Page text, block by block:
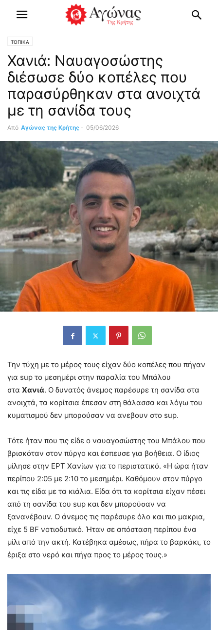
ΤΟΠΙΚΑ
Χανιά: Ναυαγοσώστης
διέσωσε δύο κοπέλες που
παρασύρθηκαν στα ανοιχτά
με τη σανίδα τους
Από Αγώνας της Κρήτης - 05/06/2026
Την τύχη με το μέρος τους είχαν δύο κοπέλες που πήγαν
για sup το μεσημέρι στην παραλία του Μπάλου
στα Χανιά. Ο δυνατός άνεμος παρέσυρε τη σανίδα στα
ανοιχτά, τα κορίτσια έπεσαν στη θάλασσα και λόγω του
κυματισμού δεν μπορούσαν να ανεβουν στο sup.
Τότε ήταν που τις είδε ο ναυαγοσώστης του Μπάλου που
βρισκόταν στον πύργο και έσπευσε για βοήθεια. Ο ίδιος
μίλησε στην ΕΡΤ Χανίων για το περιστατικό. «Η ώρα ήταν
περίπου 2:05 με 2:10 το μεσημέρι. Καθόμουν στον πύργο
και τις είδα με τα κιάλια. Είδα ότι τα κορίτσια είχαν πέσει
από τη σανίδα του sup και δεν μπορούσαν να
ξανανέβουν. Ο άνεμος τις παρέσυρε όλο και πιο μακρια,
είχε 5 ΒF νοτιοδυτικό. Ήταν σε απόσταση περίπου ένα
μίλι από την ακτή. Κατέβηκα αμέσως, πήρα το βαρκάκι, το
έριξα στο νερό και πήγα προς το μέρος τους.»